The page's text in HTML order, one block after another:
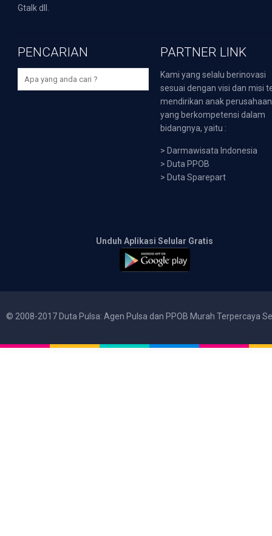
Gtalk dll.
PENCARIAN PARTNER LINK
Kami yang selalu berinovasi
sesuai dengan visi dan misi
mendirikan anak perusahaan
yang berkompetensi dalam
bidangnya, yaitu :
> Darmawisata Indonesia
> Duta PPOB
> Duta Sparepart
Unduh Aplikasi Selular Gratis
© 2008-2017 Duta Pulsa: Agen Pulsa dan PPOB Murah Terpercaya